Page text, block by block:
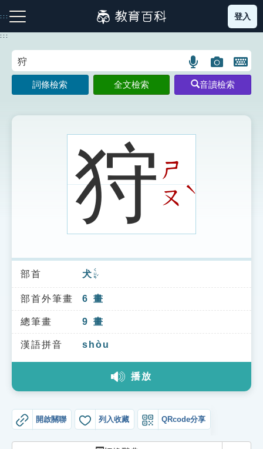
到
主
:::
注音索引圖示 筆畫索引圖示 部首索引表圖示
索引選單
知識索引
單字索引
生命大百科索引
登入
:::
語
言
搜
示
圖
片
搜
開
鍵
圖
詞條檢索 全文檢索 音讀檢索
狩ㄕ
ㄡˋ
部首 犬 ㄑㄩㄢˇ
部首外筆畫 6 畫
總筆畫 9 畫
漢語拼音 shòu
播放
開啟關聯 列入收藏 QRcode分享